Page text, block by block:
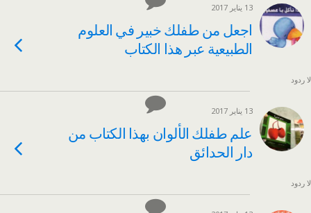
13 يناير 2017
اجعل من طفلك خبير في العلوم
الطبيعية عبر هذا الكتاب
لا ردود
13 يناير 2017
علم طفلك الألوان بهذا الكتاب من
دار الحدائق
لا ردود